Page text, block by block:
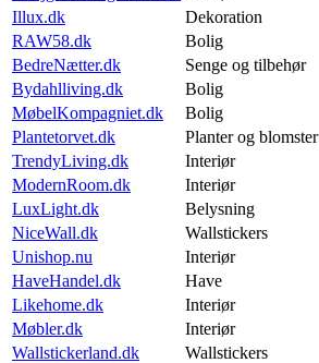
Illux.dk
Dekoration
RAW58.dk
Bolig
BedreNætter.dk
Senge og tilbehør
Bydahlliving.dk
Bolig
MøbelKompagniet.dk
Bolig
Plantetorvet.dk
Planter og blomster
TrendyLiving.dk
Interiør
ModernRoom.dk
Interiør
LuxLight.dk
Belysning
NiceWall.dk
Wallstickers
Unishop.nu
Interiør
HaveHandel.dk
Have
Likehome.dk
Interiør
Møbler.dk
Interiør
Wallstickerland.dk
Wallstickers